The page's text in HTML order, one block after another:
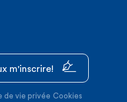
m'inscrire!
de vie privée Cookies